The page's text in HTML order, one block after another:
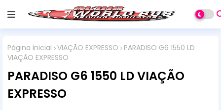
Página inicial VIAÇÃO EXPRESSO
PARADISO G6 1550 LD
VIAÇÃO EXPRESSO
PARADISO G6 1550 LD VIAÇÃO
EXPRESSO